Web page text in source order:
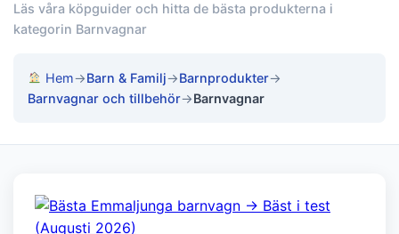
Läs våra köpguider och hitta de bästa produkterna i
kategorin Barnvagnar
Hem→Barn & Familj→Barnprodukter→
Barnvagnar och tillbehör→Barnvagnar